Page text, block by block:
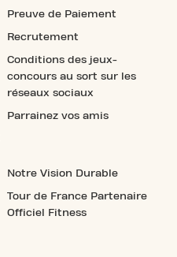
Preuve de Paiement
Recrutement
Conditions des jeux-
concours au sort sur les
réseaux sociaux
Parrainez vos amis
Notre Vision Durable
Tour de France Partenaire
Officiel Fitness